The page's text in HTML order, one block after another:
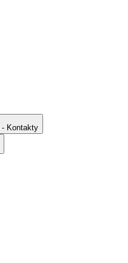
- Kontakty